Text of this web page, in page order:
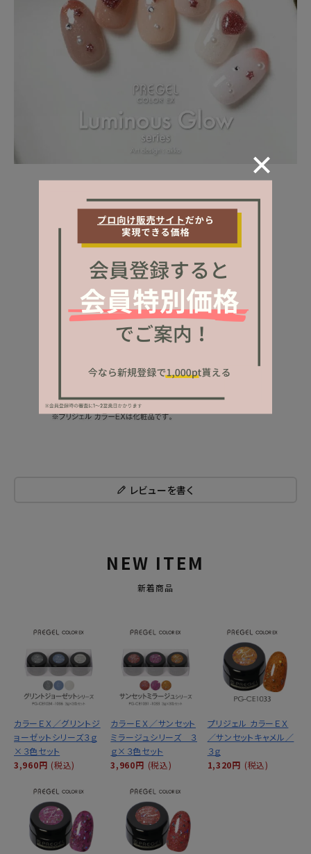
レビューを書く
NEW ITEM
新着商品
カラーＥＸ／グリントジ
ョーゼットシリーズ３ｇ
×３色セット
3,960円 (税込)
カラーＥＸ／サンセット
ミラージュシリーズ ３
ｇ×３色セット
3,960円 (税込)
プリジェル カラーＥＸ
／サンセットキャメル／
３ｇ
1,320円 (税込)